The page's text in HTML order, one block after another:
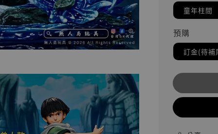
童年柱間
預購
訂金(待補